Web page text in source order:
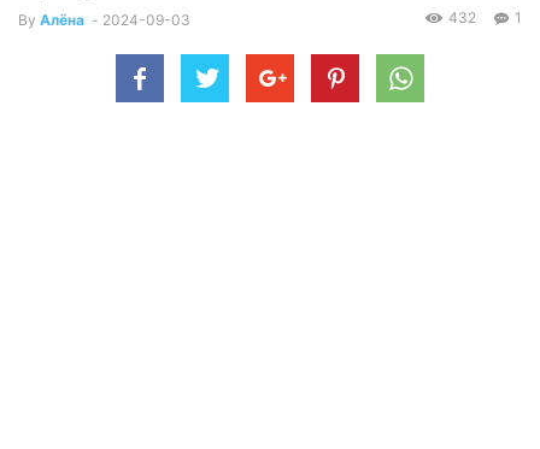
By Алёна - 2024-09-03 1
432